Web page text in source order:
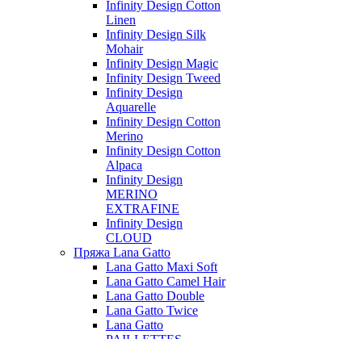
Infinity Design Cotton
Linen
Infinity Design Silk
Mohair
Infinity Design Magic
Infinity Design Tweed
Infinity Design
Aquarelle
Infinity Design Cotton
Merino
Infinity Design Cotton
Alpaca
Infinity Design
MERINO
EXTRAFINE
Infinity Design
CLOUD
Пряжа Lana Gatto
Lana Gatto Maxi Soft
Lana Gatto Camel Hair
Lana Gatto Double
Lana Gatto Twice
Lana Gatto